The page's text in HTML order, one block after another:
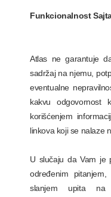
Funkcionalnost
Atlas ne garantuje
sadržaj na njemu,
eventualne
kakvu
korišćenjem
linkova koji se nalaze
U slučaju da Vam je
određenim
slanjem upita na